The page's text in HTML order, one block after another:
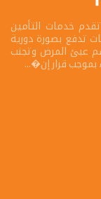
خدمات التأمين
تدفع بصورة دورية
عبئ المرض وتجنب
بموجب قرار إن�...